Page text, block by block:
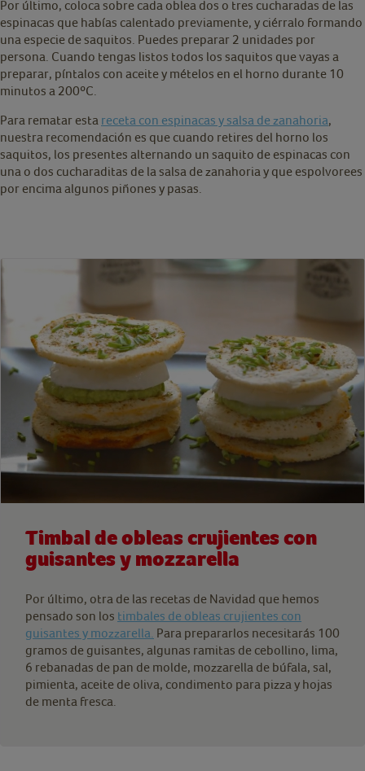
Por último, coloca sobre cada oblea dos o tres cucharadas de las
espinacas que habías calentado previamente, y ciérralo formando
una especie de saquitos. Puedes preparar 2 unidades por
persona. Cuando tengas listos todos los saquitos que vayas a
preparar, píntalos con aceite y mételos en el horno durante 10
minutos a 200ºC.
Para rematar esta receta con espinacas y salsa de zanahoria,
nuestra recomendación es que cuando retires del horno los
saquitos, los presentes alternando un saquito de espinacas con
una o dos cucharaditas de la salsa de zanahoria y que espolvorees
por encima algunos piñones y pasas.
Timbal de obleas crujientes con
guisantes y mozzarella
Por último, otra de las recetas de Navidad que hemos
pensado son los timbales de obleas crujientes con
guisantes y mozzarella. Para prepararlos necesitarás 100
gramos de guisantes, algunas ramitas de cebollino, lima,
6 rebanadas de pan de molde, mozzarella de búfala, sal,
pimienta, aceite de oliva, condimento para pizza y hojas
de menta fresca.